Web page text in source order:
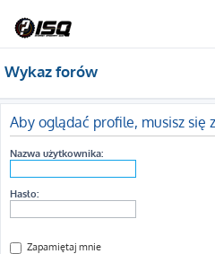
Wykaz forów
Aby oglądać profile, musisz się
Nazwa użytkownika:
Hasło:
Zapamiętaj mnie